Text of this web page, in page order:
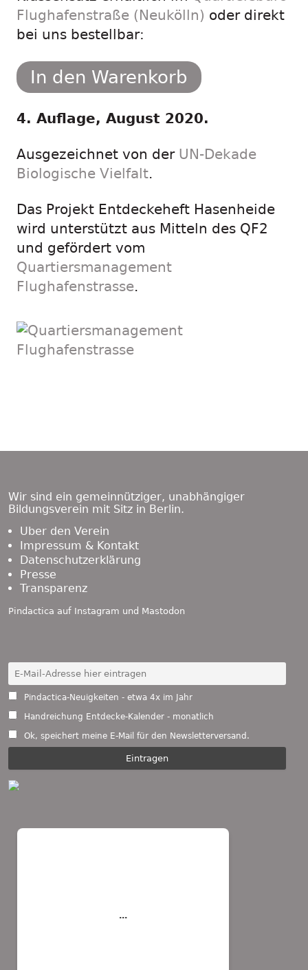
Flughafenstraße (Neukölln) oder direkt
bei uns bestellbar:
In den Warenkorb
4. Auflage, August 2020.
Ausgezeichnet von der UN-Dekade
Biologische Vielfalt.
Das Projekt Entdeckeheft Hasenheide
wird unterstützt aus Mitteln des QF2
und gefördert vom
Quartiersmanagement
Flughafenstrasse.
Wir sind ein gemeinnütziger, unabhängiger
Bildungsverein mit Sitz in Berlin.
Über den Verein
Impressum & Kontakt
Datenschutzerklärung
Presse
Transparenz
Pindactica auf Instagram und Mastodon
Pindactica-Neuigkeiten - etwa 4x im Jahr
Handreichung Entdecke-Kalender - monatlich
Ok, speichert meine E-Mail für den Newsletterversand.